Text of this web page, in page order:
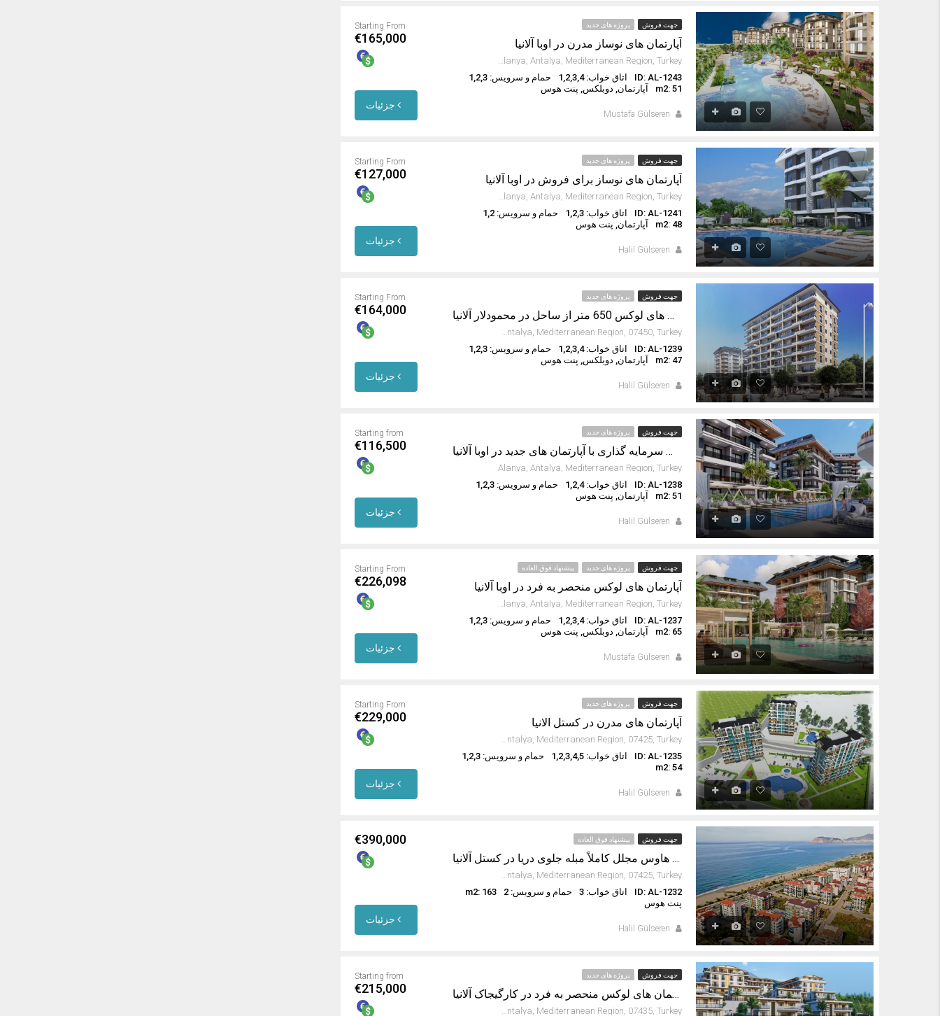
جهت فروش پروژه های جدید
آپارتمان های نوساز مدرن در اوبا آلانیا
Oba Mahallesi, Alanya, Antalya, Mediterranean Region, Turkey
ID: AL-1243
اتاق خواب: 1,2,3,4
حمام و سرویس: 1,2,3
m2: 51
آپارتمان, دوبلکس, پنت هوس
Mustafa Gülseren
Starting From
€165,000
جهت فروش پروژه های جدید
آپارتمان های نوساز برای فروش در اوبا آلانیا
Oba Mahallesi, Alanya, Antalya, Mediterranean Region, Turkey
ID: AL-1241
اتاق خواب: 1,2,3
حمام و سرویس: 1,2
m2: 48
آپارتمان, پنت هوس
Halil Gülseren
Starting From
€127,000
جهت فروش پروژه های جدید
آپارتمان های لوکس 650 متر از ساحل در محمودلار آلانیا
Mahmutlar, Alanya, Antalya, Mediterranean Region, 07450, Turkey
ID: AL-1239
اتاق خواب: 1,2,3,4
حمام و سرویس: 1,2,3
m2: 47
آپارتمان, دوبلکس, پنت هوس
Halil Gülseren
Starting From
€164,000
جهت فروش پروژه های جدید
فرصت سرمایه گذاری با آپارتمان های جدید در اوبا آلانیا
Alanya, Antalya, Mediterranean Region, Turkey
ID: AL-1238
اتاق خواب: 1,2,4
حمام و سرویس: 1,2,3
m2: 51
آپارتمان, پنت هوس
Halil Gülseren
Starting from
€116,500
جهت فروش پروژه های جدید پیشنهاد فوق العاده
آپارتمان های لوکس منحصر به فرد در اوبا آلانیا
Oba Mahallesi, Alanya, Antalya, Mediterranean Region, Turkey
ID: AL-1237
اتاق خواب: 1,2,3,4
حمام و سرویس: 1,2,3
m2: 65
آپارتمان, دوبلکس, پنت هوس
Mustafa Gülseren
Starting From
€226,098
جهت فروش پروژه های جدید
آپارتمان های مدرن در کستل الانیا
Kestel, Alanya, Antalya, Mediterranean Region, 07425, Turkey
ID: AL-1235
اتاق خواب: 1,2,3,4,5
حمام و سرویس: 1,2,3
m2: 54
Halil Gülseren
Starting From
€229,000
جهت فروش پیشنهاد فوق العاده
پنت هاوس مجلل کاملاً مبله جلوی دریا در کستل آلانیا
Kestel, Alanya, Antalya, Mediterranean Region, 07425, Turkey
ID: AL-1232
اتاق خواب: 3 حمام و سرویس: 2
m2: 163
پنت هوس
Halil Gülseren
€390,000
جهت فروش پروژه های جدید
ویلاها و آپارتمان های لوکس منحصر به فرد در کارگیجاک آلانیا
Kargıcak, Alanya, Antalya, Mediterranean Region, 07435, Turkey
Starting from
€215,000